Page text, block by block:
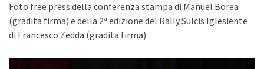
Foto free press della conferenza stampa di Manuel Borea
(gradita firma) e della 2ª edizione del Rally Sulcis Iglesiente
di Francesco Zedda (gradita firma)